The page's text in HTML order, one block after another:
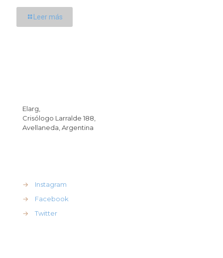
Leer más
Elarg,
Crisólogo Larralde 188,
Avellaneda, Argentina
→
Instagram
→
Facebook
→
Twitter